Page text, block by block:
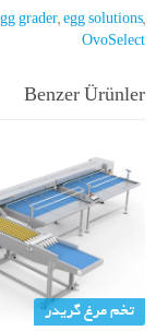
grader, egg solutions,
OvoSelect
Benzer Ürünler
تخم مرغ گریدر